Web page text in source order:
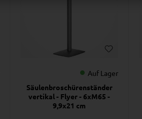
Auf Lager
Säulenbroschürenständer
vertikal - Flyer - 6xM65 -
9,9x21 cm